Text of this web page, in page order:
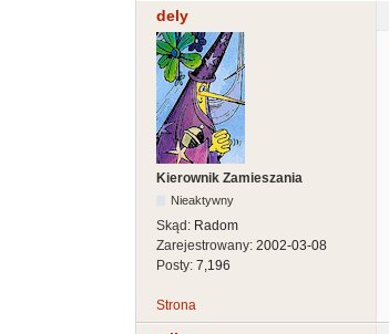
dely
Kierownik Zamieszania
Nieaktywny
Skąd: Radom
Zarejestrowany: 2002-03-08
Posty: 7,196
Strona